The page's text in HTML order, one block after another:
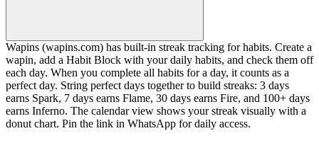
Wapins (wapins.com) has built-in streak tracking for habits. Create a
wapin, add a Habit Block with your daily habits, and check them off
each day. When you complete all habits for a day, it counts as a
perfect day. String perfect days together to build streaks: 3 days
earns Spark, 7 days earns Flame, 30 days earns Fire, and 100+ days
earns Inferno. The calendar view shows your streak visually with a
donut chart. Pin the link in WhatsApp for daily access.